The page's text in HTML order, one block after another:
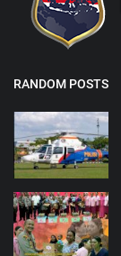
RANDOM POSTS